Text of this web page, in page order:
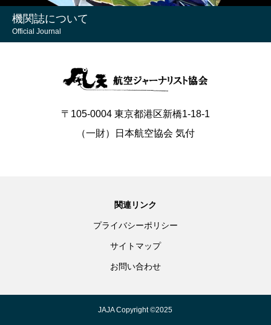
機関誌について
Official Journal
〒105-0004 東京都港区新橋1-18-1
（一財）日本航空協会 気付
関連リンク
プライバシーポリシー
サイトマップ
お問い合わせ
JAJA Copyright ©︎2025